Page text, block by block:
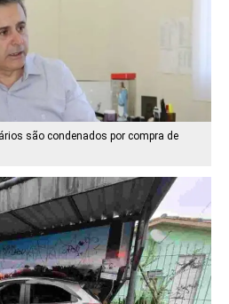
são condenados por compra de